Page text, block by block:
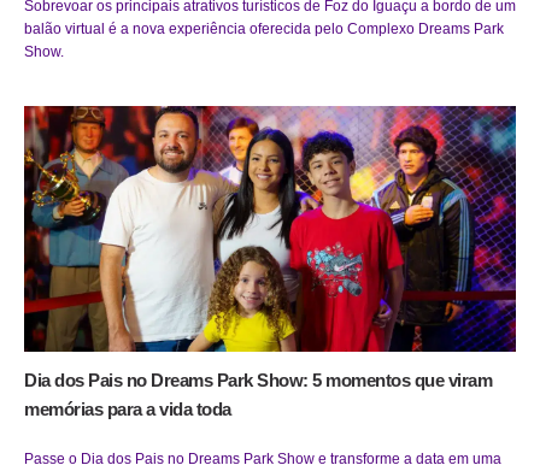
Sobrevoar os principais atrativos turísticos de Foz do Iguaçu a bordo de um
balão virtual é a nova experiência oferecida pelo Complexo Dreams Park
Show.
Dia dos Pais no Dreams Park Show: 5 momentos que viram
memórias para a vida toda
Passe o Dia dos Pais no Dreams Park Show e transforme a data em uma